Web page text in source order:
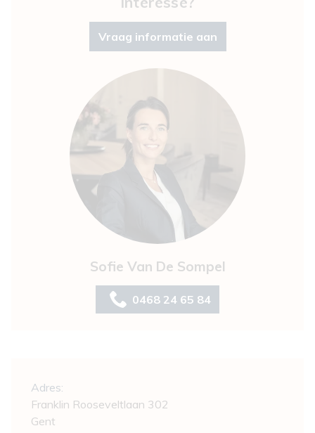
Vraag informatie aan
Sofie Van De Sompel
0468 24 65 84
Adres:
Franklin Rooseveltlaan 302
Gent